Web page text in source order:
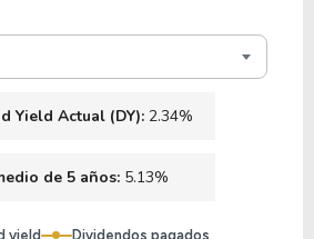
Yield Actual (DY): 2.34%
de 5 años: 5.13%
yield Dividendos pagados